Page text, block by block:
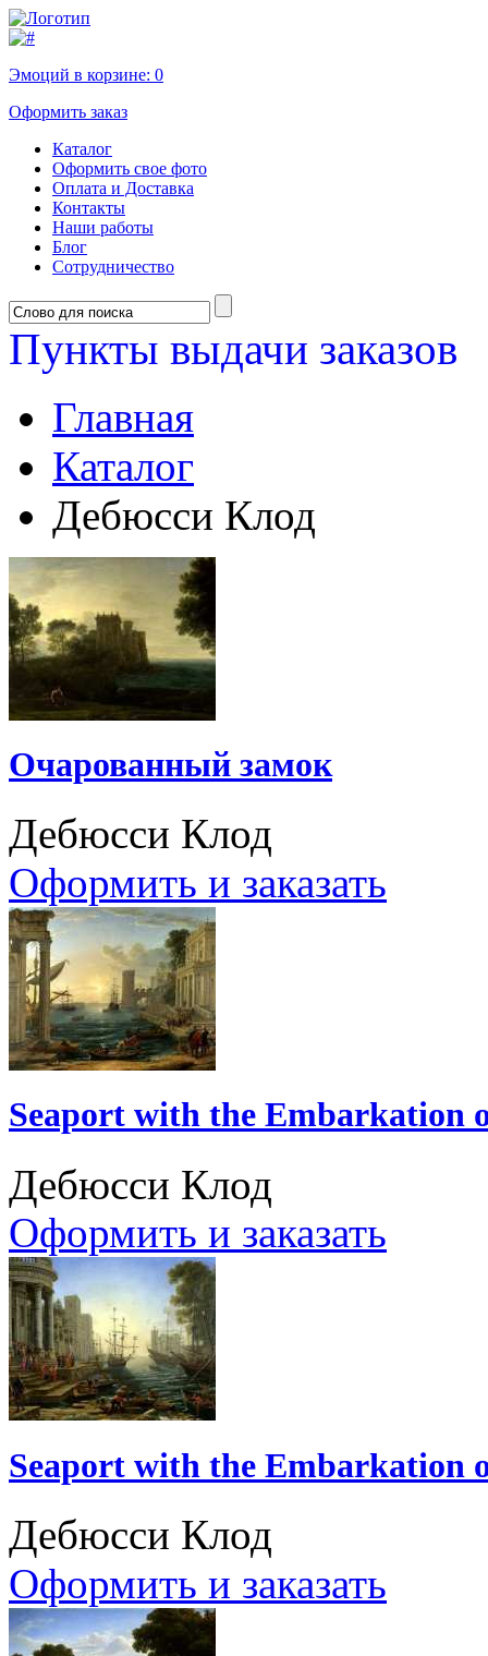
Эмоций в корзине: 0
Оформить заказ
Каталог
Оформить свое фото
Оплата и Доставка
Контакты
Наши работы
Блог
Сотрудничество
Пункты выдачи заказов
Главная
Каталог
Дебюсси Клод
Очарованный замок
Дебюсси Клод
Оформить и заказать
Seaport with the Embarkation
Дебюсси Клод
Оформить и заказать
Seaport with the Embarkation
Дебюсси Клод
Оформить и заказать